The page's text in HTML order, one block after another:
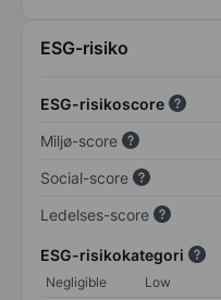
ESG-risiko
ESG-risikoscore
Miljø-score
Social-score
Ledelses-score
ESG-risikokategori
Negligible Low